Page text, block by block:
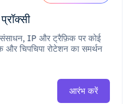
IP और ट्रैफ़िक पर कोई
और चिपचिपा रोटेशन का समर्थन
आरंभ करें